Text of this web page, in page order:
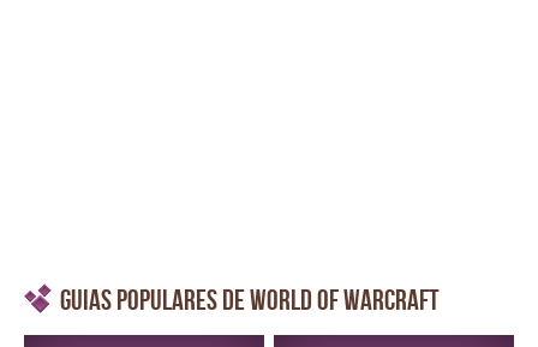
Guias Populares de World of Warcraft